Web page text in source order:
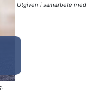
Utgiven i samarbete med